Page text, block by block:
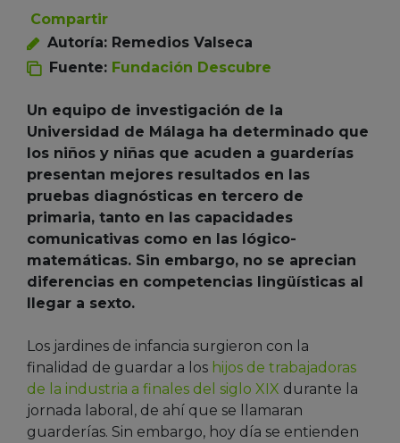
Compartir
Autoría: Remedios Valseca
Fuente: Fundación Descubre
Un equipo de investigación de la
Universidad de Málaga ha determinado que
los niños y niñas que acuden a guarderías
presentan mejores resultados en las
pruebas diagnósticas en tercero de
primaria, tanto en las capacidades
comunicativas como en las lógico-
matemáticas. Sin embargo, no se aprecian
diferencias en competencias lingüísticas al
llegar a sexto.
Los jardines de infancia surgieron con la
finalidad de guardar a los hijos de trabajadoras
de la industria a finales del siglo XIX durante la
jornada laboral, de ahí que se llamaran
guarderías. Sin embargo, hoy día se entienden